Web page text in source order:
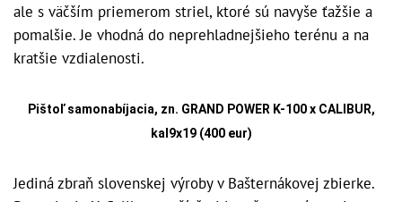
ale s väčším priemerom striel, ktoré sú navyše ťažšie a
pomalšie. Je vhodná do neprehladnejšieho terénu a na
kratšie vzdialenosti.
Pištoľ samonabíjacia, zn. GRAND POWER K-100 x CALIBUR,
kal9x19 (400 eur)
Jediná zbraň slovenskej výroby v Bašternákovej zbierke.